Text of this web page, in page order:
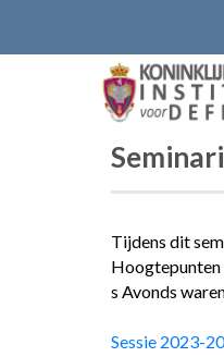
content
Tijdens dit
Hoogtepunten
s Avonds
Sessie 2023-